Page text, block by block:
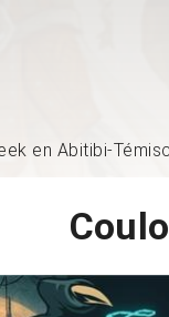
en Abitibi-